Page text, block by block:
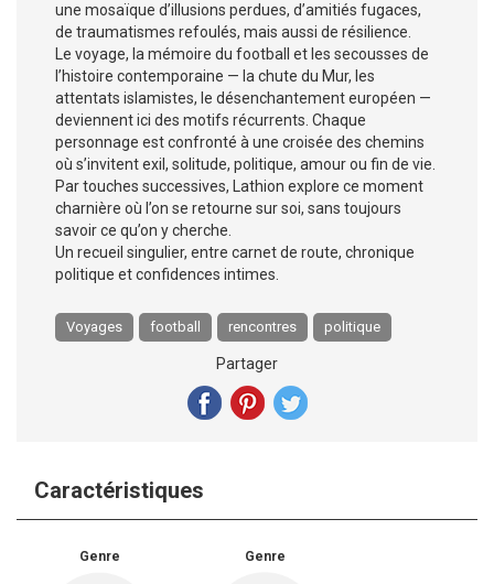
une mosaïque d’illusions perdues, d’amitiés fugaces,
de traumatismes refoulés, mais aussi de résilience.
Le voyage, la mémoire du football et les secousses de
l’histoire contemporaine — la chute du Mur, les
attentats islamistes, le désenchantement européen —
deviennent ici des motifs récurrents. Chaque
personnage est confronté à une croisée des chemins
où s’invitent exil, solitude, politique, amour ou fin de vie.
Par touches successives, Lathion explore ce moment
charnière où l’on se retourne sur soi, sans toujours
savoir ce qu’on y cherche.
Un recueil singulier, entre carnet de route, chronique
politique et confidences intimes.
Voyages football rencontres politique
Partager
Caractéristiques
Genre Genre